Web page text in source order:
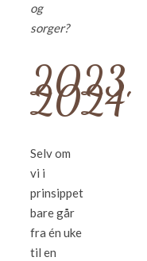
og
sorger?
2023,
2024
Selv om
vi i
prinsippet
bare går
fra én uke
til en